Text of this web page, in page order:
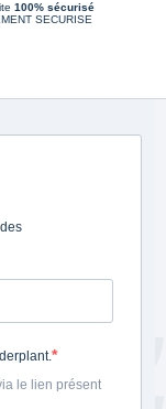
100% sécurisé
SECURISE
le lien présent